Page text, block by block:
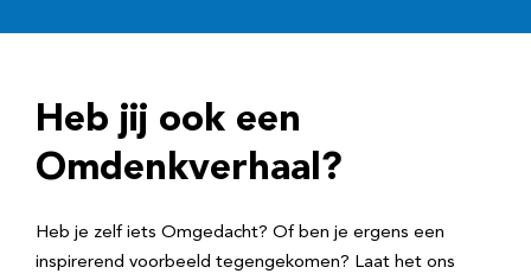
r
e
Heb jij ook een
Omdenkverhaal?
Heb je zelf iets Omgedacht? Of ben je ergens een
inspirerend voorbeeld tegengekomen? Laat het ons